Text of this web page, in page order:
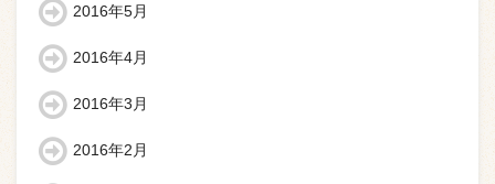
2016年5月
2016年4月
2016年3月
2016年2月